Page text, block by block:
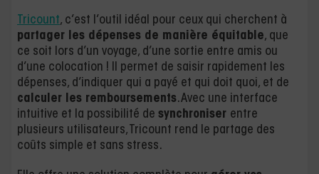
Tricount, c’est l’outil idéal pour ceux qui cherchent à
partager les dépenses de manière équitable, que
ce soit lors d’un voyage, d’une sortie entre amis ou
d’une colocation ! Il permet de saisir rapidement les
dépenses, d’indiquer qui a payé et qui doit quoi, et de
calculer les remboursements. Avec une interface
intuitive et la possibilité de synchroniser entre
plusieurs utilisateurs, Tricount rend le partage des
coûts simple et sans stress.